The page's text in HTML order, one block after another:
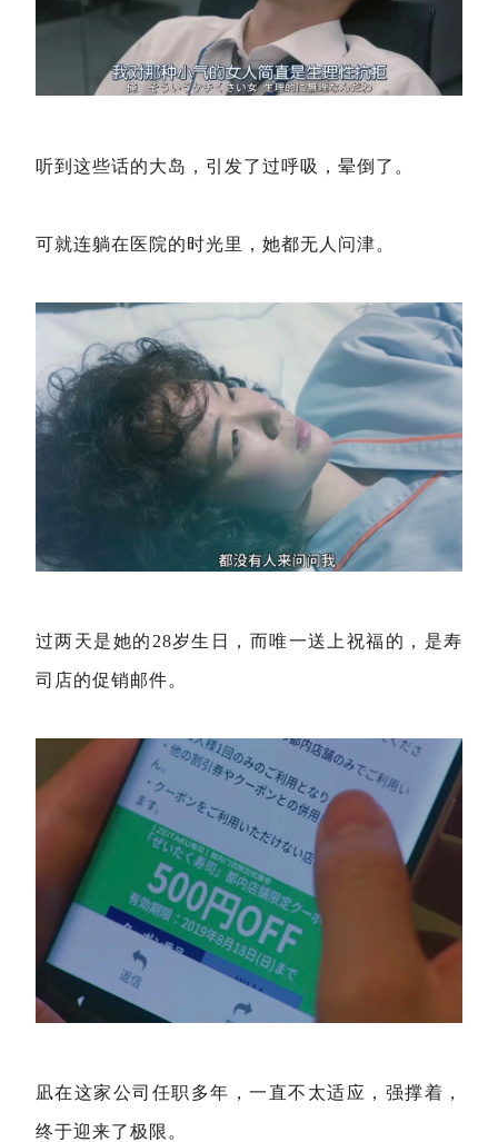
听到这些话的大岛，引发了过呼吸，晕倒了。
可就连躺在医院的时光里，她都无人问津。
过两天是她的28岁生日，而唯一送上祝福的，是寿
司店的促销邮件。
凪在这家公司任职多年，一直不太适应，强撑着，
终于迎来了极限。